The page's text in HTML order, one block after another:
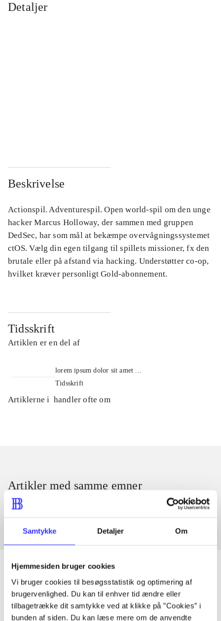
Samtykke Detaljer Om
Hjemmesiden bruger cookies
Vi bruger cookies til besøgsstatistik og optimering af
brugervenlighed. Du kan til enhver tid ændre eller
tilbagetrække dit samtykke ved at klikke på ”Cookies” i
bunden af siden. Du kan læse mere om de anvendte
Detaljer
Beskrivelse
Actionspil. Adventurespil. Open world-spil om den unge
hacker Marcus Holloway, der sammen med gruppen
DedSec, har som mål at bekæmpe overvågningssystemet
ctOS. Vælg din egen tilgang til spillets missioner, fx den
brutale eller på afstand via hacking. Understøtter co-op,
hvilket kræver personligt Gold-abonnement.
Tidsskrift
Artiklen er en del af
lorem ipsum dolor sit amet ...
Tidsskrift
Artiklerne i handler ofte om
Artikler med samme emner
Fra
Artikler
Alle registrerede artikler fordelt på udgivelser